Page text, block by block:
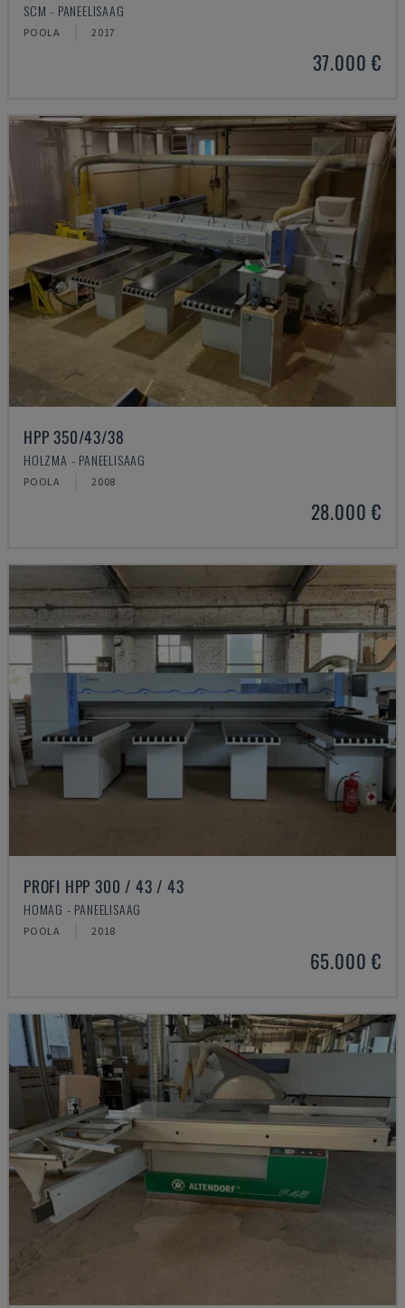
SCM - PANEELISAAG
POOLA 2017
37.000 €
HPP 350/43/38
HOLZMA - PANEELISAAG
POOLA 2008
28.000 €
PROFI HPP 300 / 43 / 43
HOMAG - PANEELISAAG
POOLA 2018
65.000 €